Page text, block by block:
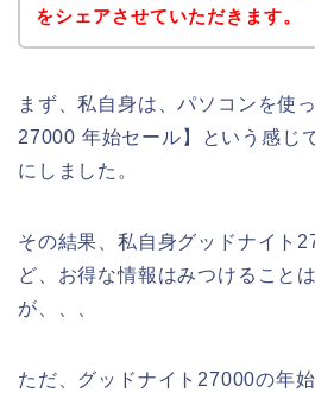
をシェアさせていただきます。
まず、私自身は、パソコンを使
27000 年始セール】という感じ
にしました。
その結果、私自身グッドナイト
ど、お得な情報はみつけること
が、、、
ただ、グッドナイト27000の年